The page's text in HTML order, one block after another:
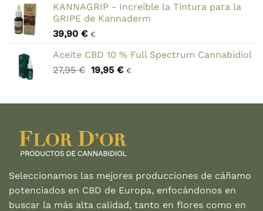
original
era:
22,78 €.
actual
es:
KANNAGRIP - Increíble la Tintura para la
GRIPE de Kannaderm
39,90 € €
Aceite CBD 10 % Full Spectrum Cannabidiol
27,95€ El
era:
19,95 €El
es:
€
Seleccionamos las mejores producciones de cáñamo
potenciados en CBD de Europa, enfocándonos en
buscar la más alta calidad, tanto en flores como en